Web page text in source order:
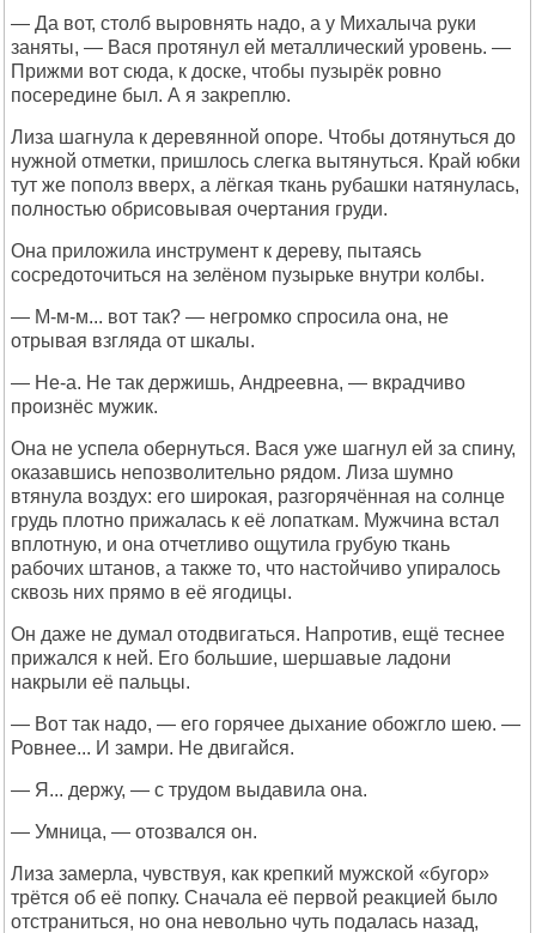
— Да вот, столб выровнять надо, а у Михалыча руки
заняты, — Вася протянул ей металлический уровень. —
Прижми вот сюда, к доске, чтобы пузырёк ровно
посередине был. А я закреплю.
Лиза шагнула к деревянной опоре. Чтобы дотянуться до
нужной отметки, пришлось слегка вытянуться. Край юбки
тут же пополз вверх, а лёгкая ткань рубашки натянулась,
полностью обрисовывая очертания груди.
Она приложила инструмент к дереву, пытаясь
сосредоточиться на зелёном пузырьке внутри колбы.
— М-м-м... вот так? — негромко спросила она, не
отрывая взгляда от шкалы.
— Не-а. Не так держишь, Андреевна, — вкрадчиво
произнёс мужик.
Она не успела обернуться. Вася уже шагнул ей за спину,
оказавшись непозволительно рядом. Лиза шумно
втянула воздух: его широкая, разгорячённая на солнце
грудь плотно прижалась к её лопаткам. Мужчина встал
вплотную, и она отчетливо ощутила грубую ткань
рабочих штанов, а также то, что настойчиво упиралось
сквозь них прямо в её ягодицы.
Он даже не думал отодвигаться. Напротив, ещё теснее
прижался к ней. Его большие, шершавые ладони
накрыли её пальцы.
— Вот так надо, — его горячее дыхание обожгло шею. —
Ровнее... И замри. Не двигайся.
— Я... держу, — с трудом выдавила она.
— Умница, — отозвался он.
Лиза замерла, чувствуя, как крепкий мужской «бугор»
трётся об её попку. Сначала её первой реакцией было
отстраниться, но она невольно чуть подалась назад,